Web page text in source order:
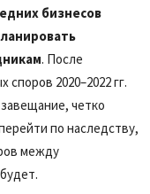
бизнесов
. После
споров 2020–2022 гг.
четко
по наследству,
между